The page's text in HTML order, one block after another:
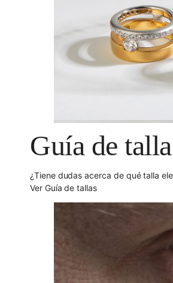
Guía de
¿Tiene dudas acerca de qué talla
Ver Guía de tallas